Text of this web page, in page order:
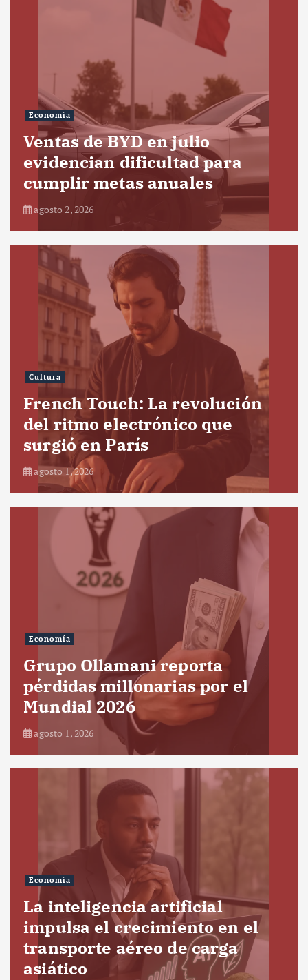
Economía
Ventas de BYD en julio
evidencian dificultad para
cumplir metas anuales
agosto 2, 2026
Cultura
French Touch: La revolución
del ritmo electrónico que
surgió en París
agosto 1, 2026
Economía
Grupo Ollamani reporta
pérdidas millonarias por el
Mundial 2026
agosto 1, 2026
Economía
La inteligencia artificial
impulsa el crecimiento en el
transporte aéreo de carga
asiático